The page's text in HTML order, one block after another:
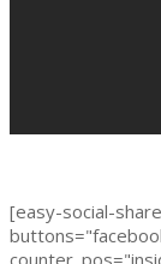
[easy-social-share